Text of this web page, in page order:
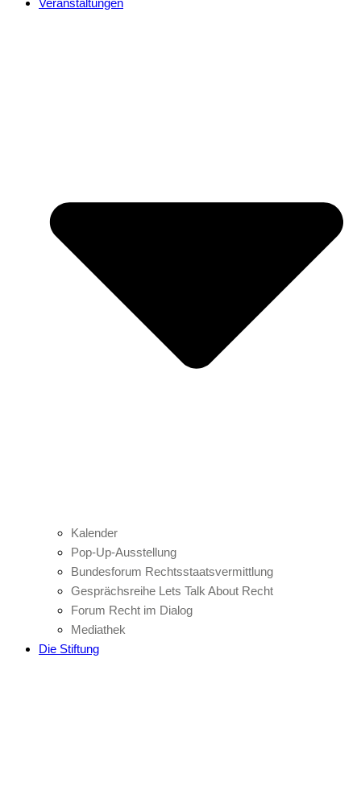
Veranstaltungen
Kalender
Pop-Up-Ausstellung
Bundesforum Rechtsstaatsvermittlung
Gesprächsreihe Lets Talk About Recht
Forum Recht im Dialog
Mediathek
Die Stiftung